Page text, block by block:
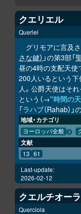
クエリエル
Queriel
グリモアに言及
さな鍵） 」の第3部「
昼の4時の支配天使
200人いるという下
人。公爵天使はそ
という（→"時間の
「ラハブ（Rahab）
地域・カテゴリ
ヨーロッパ全般
文献
13 61
Last-update:
2026-02-12
クエルチオーラ
Querciola